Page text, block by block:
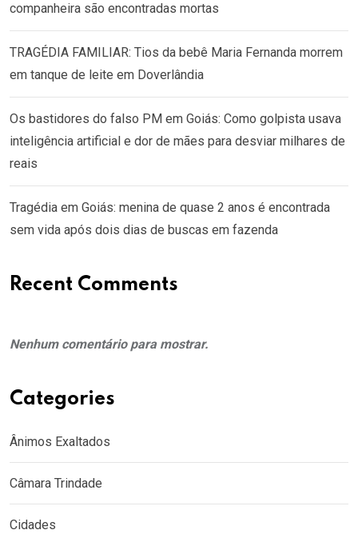
companheira são encontradas mortas
TRAGÉDIA FAMILIAR: Tios da bebê Maria Fernanda morrem
em tanque de leite em Doverlândia
Os bastidores do falso PM em Goiás: Como golpista usava
inteligência artificial e dor de mães para desviar milhares de
reais
Tragédia em Goiás: menina de quase 2 anos é encontrada
sem vida após dois dias de buscas em fazenda
Recent Comments
Nenhum comentário para mostrar.
Categories
Ânimos Exaltados
Câmara Trindade
Cidades